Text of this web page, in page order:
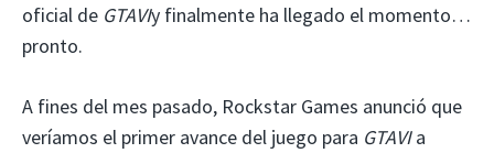
oficial de GTAVIy finalmente ha llegado el momento…
pronto.
A fines del mes pasado, Rockstar Games anunció que
veríamos el primer avance del juego para GTAVI a